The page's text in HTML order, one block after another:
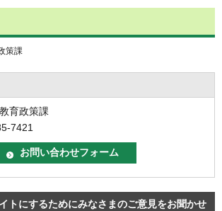
策課
育政策課
7421
トにするためにみなさまのご意見をお聞かせ